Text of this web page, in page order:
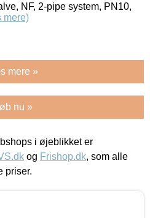
NF, 2-pipe system, PN10,
mere)
mere »
nu »
i øjeblikket er
og Frishop.dk, som alle
priser.